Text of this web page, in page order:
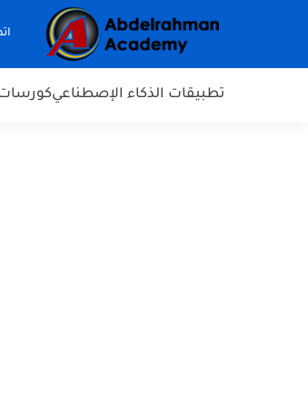
تطبيقات الذكاء الإصطناعي